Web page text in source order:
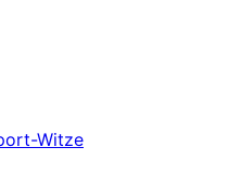
Witze